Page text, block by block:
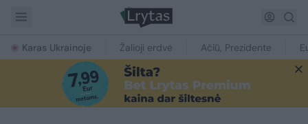
Karas Ukrainoje Žalioji erdvė Ačiū, Prezidente